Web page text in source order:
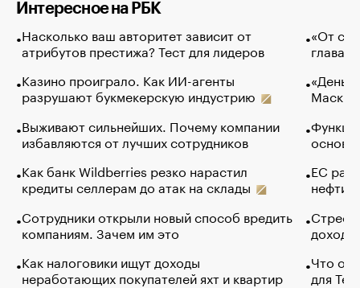
Интересное на РБК
Насколько ваш авторитет зависит от
атрибутов престижа? Тест для лидеров
Казино проиграло. Как ИИ-агенты
разрушают букмекерскую индустрию
Выживают сильнейших. Почему компании
избавляются от лучших сотрудников
Как банк Wildberries резко нарастил
кредиты селлерам до атак на склады
Сотрудники открыли новый способ вредить
компаниям. Зачем им это
Как налоговики ищут доходы
неработающих покупателей яхт и квартир
«От
глава
Маск в
основ
ЕС
нефти
Что
для